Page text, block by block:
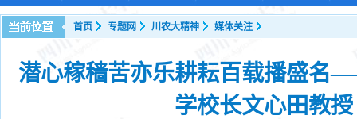
首页 专题网 川农大精神 媒体关注
潜心稼穑苦亦乐耕耘百载播盛名
学校长文心田教授